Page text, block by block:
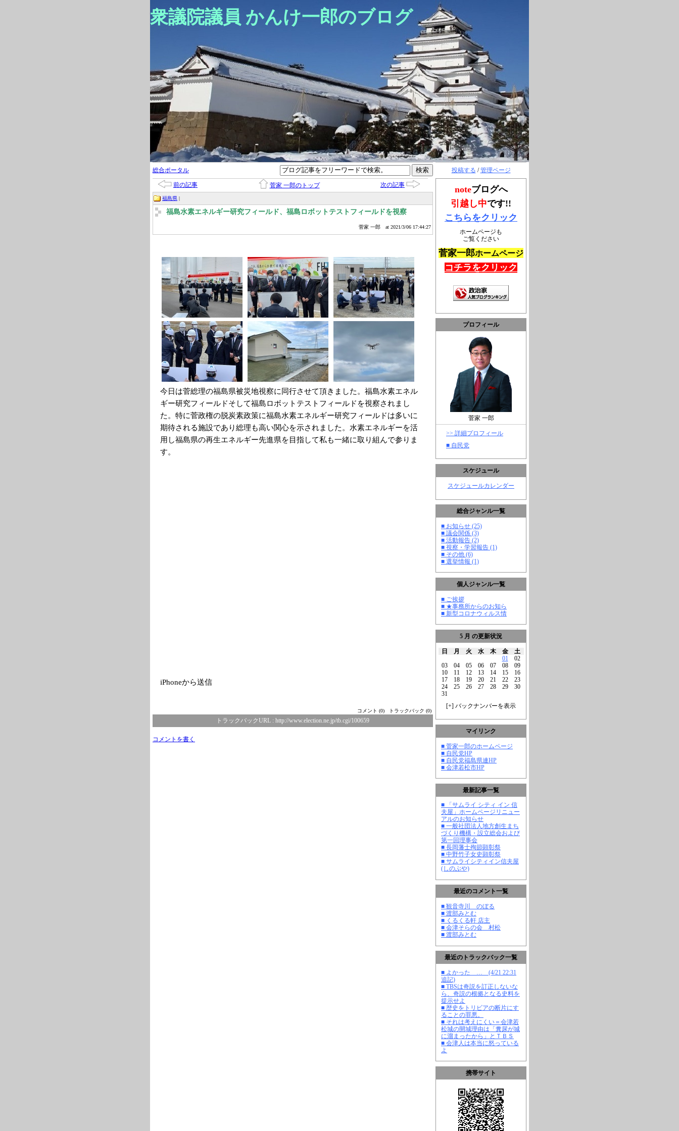
衆議院議員 かんけ一郎のブログ
投稿する /管理ページ
noteブログへ
引越し中です!!
こちらをクリック
ホームページも
ご覧ください
菅家一郎ホームページ
コチラをクリック
プロフィール
菅家 一郎
>> 詳細プロフィール
■ 自民党
スケジュール
スケジュールカレンダー
総合ジャンル一覧
■ お知らせ (25)
■ 議会関係 (3)
■ 活動報告 (2)
■ 視察・学習報告 (1)
■ その他 (6)
■ 選挙情報 (1)
個人ジャンル一覧
■ ご挨拶
■ ★事務所からのお知ら
■ 新型コロナウィルス情
5 月 の更新状況
日 月 火 水 木 金
土
01
02
03
04 05 06 07 08
09
10
11 12 13 14 15
16
17
18 19 20 21 22
23
24
25 26 27 28 29
30
31
[+] バックナンバーを表示
マイリンク
■ 菅家一郎のホームページ
■ 自民党HP
■ 自民党福島県連HP
■ 会津若松市HP
最新記事一覧
■ 「サムライ シティ イン 信
夫屋」ホームページリニュー
アルのお知らせ
■ 一般社団法人地方創生まち
づくり機構・設立総会および
第一回理事会
■ 長岡藩士殉節顕彰祭
■ 中野竹子女史顕彰祭
■ サムライシティイン信夫屋
(しのぶや)
最近のコメント一覧
■ 観音寺川 のぼる
■ 渡部みとむ
■ くるくる軒 店主
■ 会津そらの会 村松
■ 渡部みとむ
最近のトラックバック一覧
■ よかった … (4/21 22:31
追記)
■ TBSは奇説を訂正しないな
ら、奇説の根拠となる史料を
提示せよ
■ 歴史をトリビアの断片にす
ることの罪悪。
■ それは考えにくい＝会津若
松城の開城理由は「糞尿が城
に溜まったから」とＴＢＳ
■ 会津人は本当に怒っている
よ
携帯サイト
総合ポータル
前の記事 菅家 一郎のトップ 次の記事
福島県 |
福島水素エネルギー研究フィールド、福島ロボットテストフィールドを視察
菅家 一郎 at 2021/3/06 17:44:27
今日は菅総理の福島県被災地視察に同行させて頂きました。福島水素エネル
ギー研究フィールドそして福島ロボットテストフィールドを視察されまし
た。特に菅政権の脱炭素政策に福島水素エネルギー研究フィールドは多いに
期待される施設であり総理も高い関心を示されました。水素エネルギーを活
用し福島県の再生エネルギー先進県を目指して私も一緒に取り組んで参りま
す。
iPhoneから送信
コメント (0) トラックバック (0)
トラックバックURL : http://www.election.ne.jp/tb.cgi/100659
コメントを書く